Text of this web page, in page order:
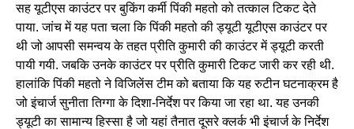
सह यूटीएस काउंटर पर बुकिंग कर्मी पिंकी महतो को तत्काल टिकट देते
पाया. जांच में यह पता चला कि पिंकी महतो की ड्यूटी यूटीएस काउंटर पर
थी जो आपसी समन्वय के तहत प्रीति कुमारी की काउंटर में ड्यूटी करती
पायी गयी. जबकि उनके काउंटर पर प्रीति कुमारी टिकट जारी कर रही थी.
हालांकि पिंकी महतो ने विजिलेंस टीम को बताया कि यह रुटीन घटनाक्रम है
जो इंचार्ज सुनीता तिग्गा के दिशा-निर्देश पर किया जा रहा था. यह उनकी
ड्यूटी का सामान्य हिस्सा है जो यहां तैनात दूसरे क्लर्क भी इंचार्ज के निर्देश